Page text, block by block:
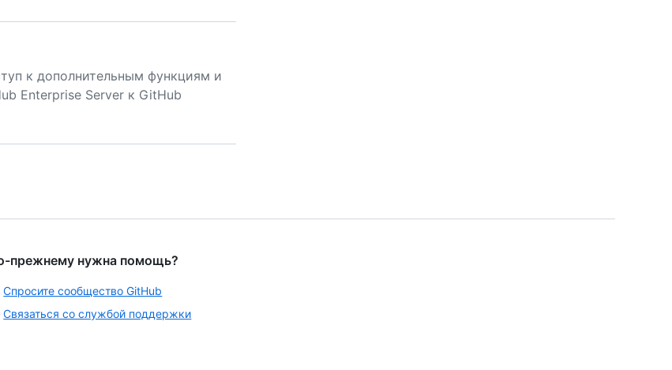
к дополнительным функциям и
Enterprise Server к GitHub
прежнему нужна помощь?
Спросите сообщество GitHub
Связаться со службой поддержки